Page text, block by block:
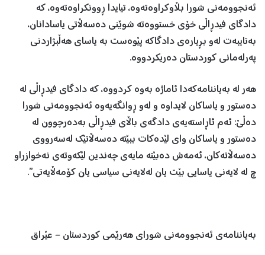
ئەنجوومەنی شورا بڵاوکراوەتەوە، تیایدا ڕوونکراوەتەوە، کە
دادگای فیدڕاڵی خۆی خستووەتە شوێنی دەسەڵاتی یاسادانان،
بەتایبەت لەو بڕیارەی دادگاکە پێوەست بە یاسای هەڵبژاردنی
پەرلەمانی کوردستان دەریکردووە.
هەر لە بەیاننامەکەدا ئاماژە بەوە کردووە، کە دادگای فیدڕاڵی لە
دەستور و یاساکان لایداوە و لەو ڕوانگەیەوە ئەنجوومەنی شورا
دەڵێ: ئەم ئاڕاستەیەی دادگەی باڵای فیدڕاڵی بەدەرچوون لە
دەستور و یاساكان وای لێدەكات ببێتە دەسەڵاتێك لەسەرووی
دەسەڵاتەكان، ئەمەش دەبێتە مایەی چەندین لێكەوتەی نەخوازراو
چ لە لایەنی یاسایی بێت یان لەلایەنی سیاسی یان كۆمەڵایەتی”.
بەیاننامەی ئەنجوومەنی شورای هەرێمی كوردستان – عێراق